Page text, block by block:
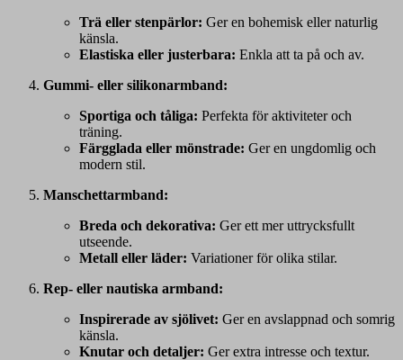
Trä eller stenpärlor: Ger en bohemisk eller naturlig
känsla.
Elastiska eller justerbara: Enkla att ta på och av.
Gummi- eller silikonarmband:
Sportiga och tåliga: Perfekta för aktiviteter och
träning.
Färgglada eller mönstrade: Ger en ungdomlig och
modern stil.
Manschettarmband:
Breda och dekorativa: Ger ett mer uttrycksfullt
utseende.
Metall eller läder: Variationer för olika stilar.
Rep- eller nautiska armband:
Inspirerade av sjölivet: Ger en avslappnad och somrig
känsla.
Knutar och detaljer: Ger extra intresse och textur.